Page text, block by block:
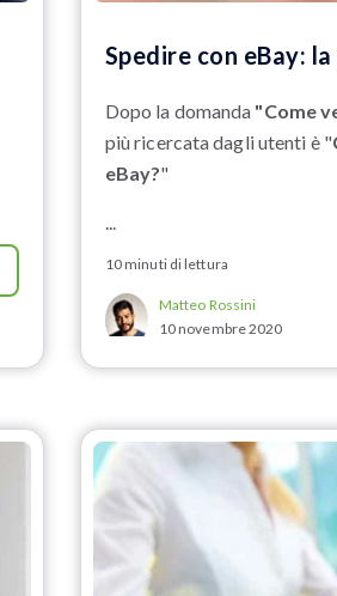
Spedire con eBay:
Dopo la domanda "Come
più ricercata dagli utenti è "
eBay?"
...
10 minuti di lettura
Matteo Rossini
10 novembre 2020